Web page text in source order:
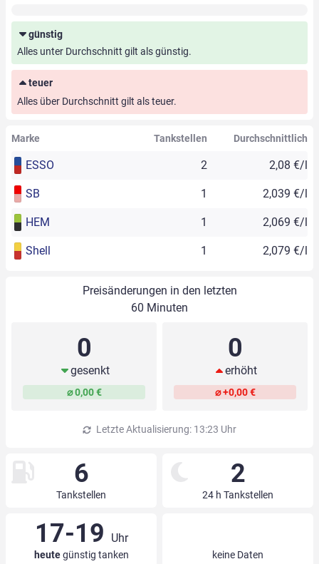
günstig
Alles unter Durchschnitt gilt als günstig.
teuer
Alles über Durchschnitt gilt als teuer.
Marke Tankstellen Durchschnittlich
ESSO 2 2,08 €/l
SB 1 2,039 €/l
HEM 1 2,069 €/l
Shell 1 2,079 €/l
Preisänderungen in den letzten
60 Minuten
0
gesenkt
⌀ 0,00 €
0
erhöht
⌀ +0,00 €
Letzte Aktualisierung: 13:23 Uhr
6
Tankstellen
2
24 h Tankstellen
17-19 Uhr
heutegünstig tanken keine Daten